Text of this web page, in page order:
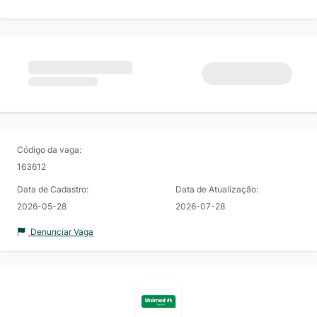
Código da vaga:
163612
Data de Cadastro:
2026-05-28
Data de Atualização:
2026-07-28
Denunciar Vaga